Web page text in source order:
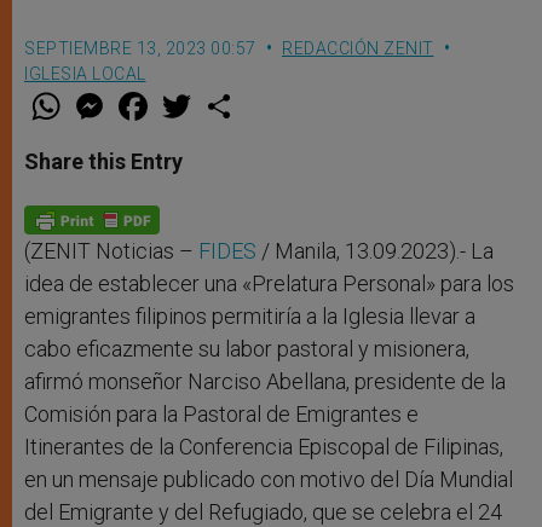
SEPTIEMBRE 13, 2023 00:57
REDACCIÓN ZENIT
IGLESIA LOCAL
W
t
s
p
p
M
e
s
e
g
e
r
F
a
e
b
o
k
w
Share this Entry
(ZENIT Noticias – FIDES / Manila, 13.09.2023).- La
idea de establecer una «Prelatura Personal» para los
emigrantes filipinos permitiría a la Iglesia llevar a
cabo eficazmente su labor pastoral y misionera,
afirmó monseñor Narciso Abellana, presidente de la
Comisión para la Pastoral de Emigrantes e
Itinerantes de la Conferencia Episcopal de Filipinas,
en un mensaje publicado con motivo del Día Mundial
del Emigrante y del Refugiado, que se celebra el 24